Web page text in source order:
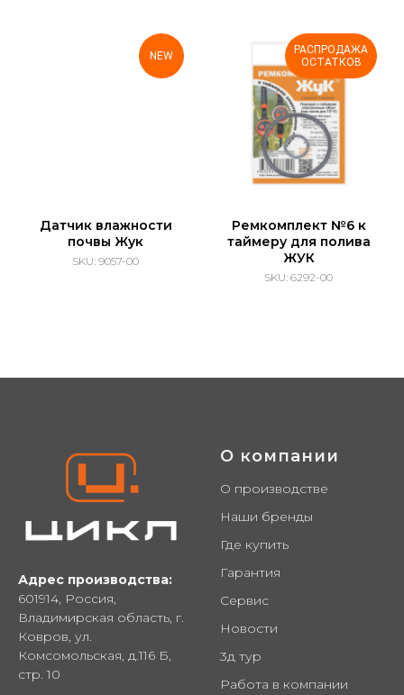
NEW
Датчик влажности
почвы Жук
SKU: 9057-00
РАСПРОДАЖА
ОСТАТКОВ
Ремкомплект №6 к
таймеру для полива
ЖУК
SKU: 6292-00
Адрес производства:
601914, Россия,
Владимирская область, г.
Ковров, ул.
Комсомольская, д.116 Б,
стр. 10
О компании
О производстве
Наши бренды
Где купить
Гарантия
Сервис
Новости
3д тур
Работа в компании